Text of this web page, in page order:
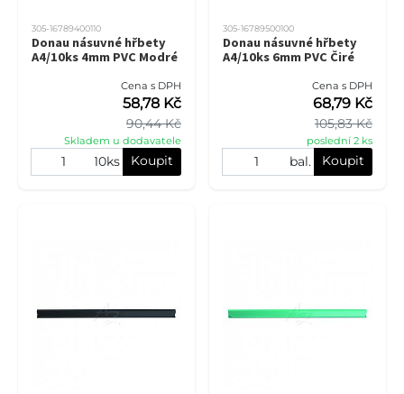
305-16789400110
Donau násuvné hřbety
A4/10ks 4mm PVC Modré
Cena s DPH
90,44 Kč
58,78 Kč
Skladem u dodavatele
10ks Koupit
305-16789500100
Donau násuvné hřbety
A4/10ks 6mm PVC Čiré
Cena s DPH
105,83 Kč
68,79 Kč
poslední 2 ks
bal. Koupit